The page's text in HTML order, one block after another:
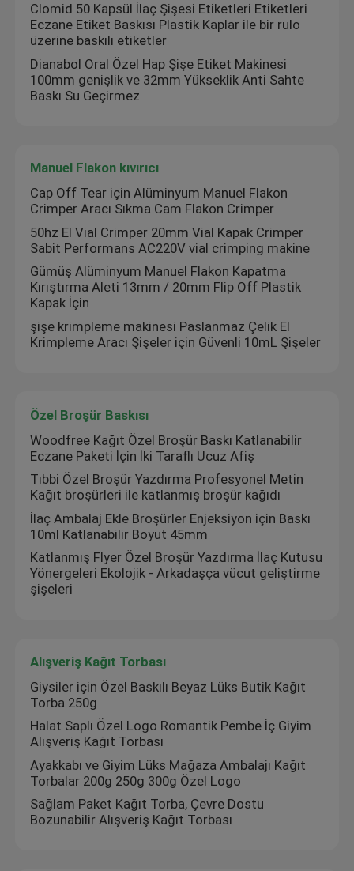
Clomid 50 Kapsül İlaç Şişesi Etiketleri Etiketleri
Eczane Etiket Baskısı Plastik Kaplar ile bir rulo
üzerine baskılı etiketler
Dianabol Oral Özel Hap Şişe Etiket Makinesi
100mm genişlik ve 32mm Yükseklik Anti Sahte
Baskı Su Geçirmez
Manuel Flakon kıvırıcı
Cap Off Tear için Alüminyum Manuel Flakon
Crimper Aracı Sıkma Cam Flakon Crimper
50hz El Vial Crimper 20mm Vial Kapak Crimper
Sabit Performans AC220V vial crimping makine
Gümüş Alüminyum Manuel Flakon Kapatma
Kırıştırma Aleti 13mm / 20mm Flip Off Plastik
Kapak İçin
şişe krimpleme makinesi Paslanmaz Çelik El
Krimpleme Aracı Şişeler için Güvenli 10mL Şişeler
Özel Broşür Baskısı
Woodfree Kağıt Özel Broşür Baskı Katlanabilir
Eczane Paketi İçin İki Taraflı Ucuz Afiş
Tıbbi Özel Broşür Yazdırma Profesyonel Metin
Kağıt broşürleri ile katlanmış broşür kağıdı
İlaç Ambalaj Ekle Broşürler Enjeksiyon için Baskı
10ml Katlanabilir Boyut 45mm
Katlanmış Flyer Özel Broşür Yazdırma İlaç Kutusu
Yönergeleri Ekolojik - Arkadaşça vücut geliştirme
şişeleri
Alışveriş Kağıt Torbası
Giysiler için Özel Baskılı Beyaz Lüks Butik Kağıt
Torba 250g
Halat Saplı Özel Logo Romantik Pembe İç Giyim
Alışveriş Kağıt Torbası
Ayakkabı ve Giyim Lüks Mağaza Ambalajı Kağıt
Torbalar 200g 250g 300g Özel Logo
Sağlam Paket Kağıt Torba, Çevre Dostu
Bozunabilir Alışveriş Kağıt Torbası